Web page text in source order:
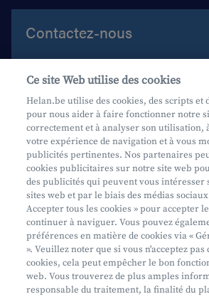
Contactez-nous
Aide et contact
Prenez rendez-vous
Où nous trouver
Phishing
Mifid
Privacy
Info juridique
Ce site Web utilise des cookies
Helan.be utilise des cookies, des scripts et
pour nous aider à faire fonctionner notre
correctement et à analyser son utilisation,
votre expérience de navigation et à vous
publicités pertinentes. Nos partenaires
cookies publicitaires sur notre site web
des publicités qui peuvent vous intéresser
sites web et par le biais des médias
Accepter tous les cookies » pour accepter
continuer à naviguer. Vous pouvez
préférences en matière de cookies via «
». Veuillez noter que si vous n'acceptez pas
cookies, cela peut empêcher le bon
web. Vous trouverez de plus amples
responsable du traitement, la finalité du